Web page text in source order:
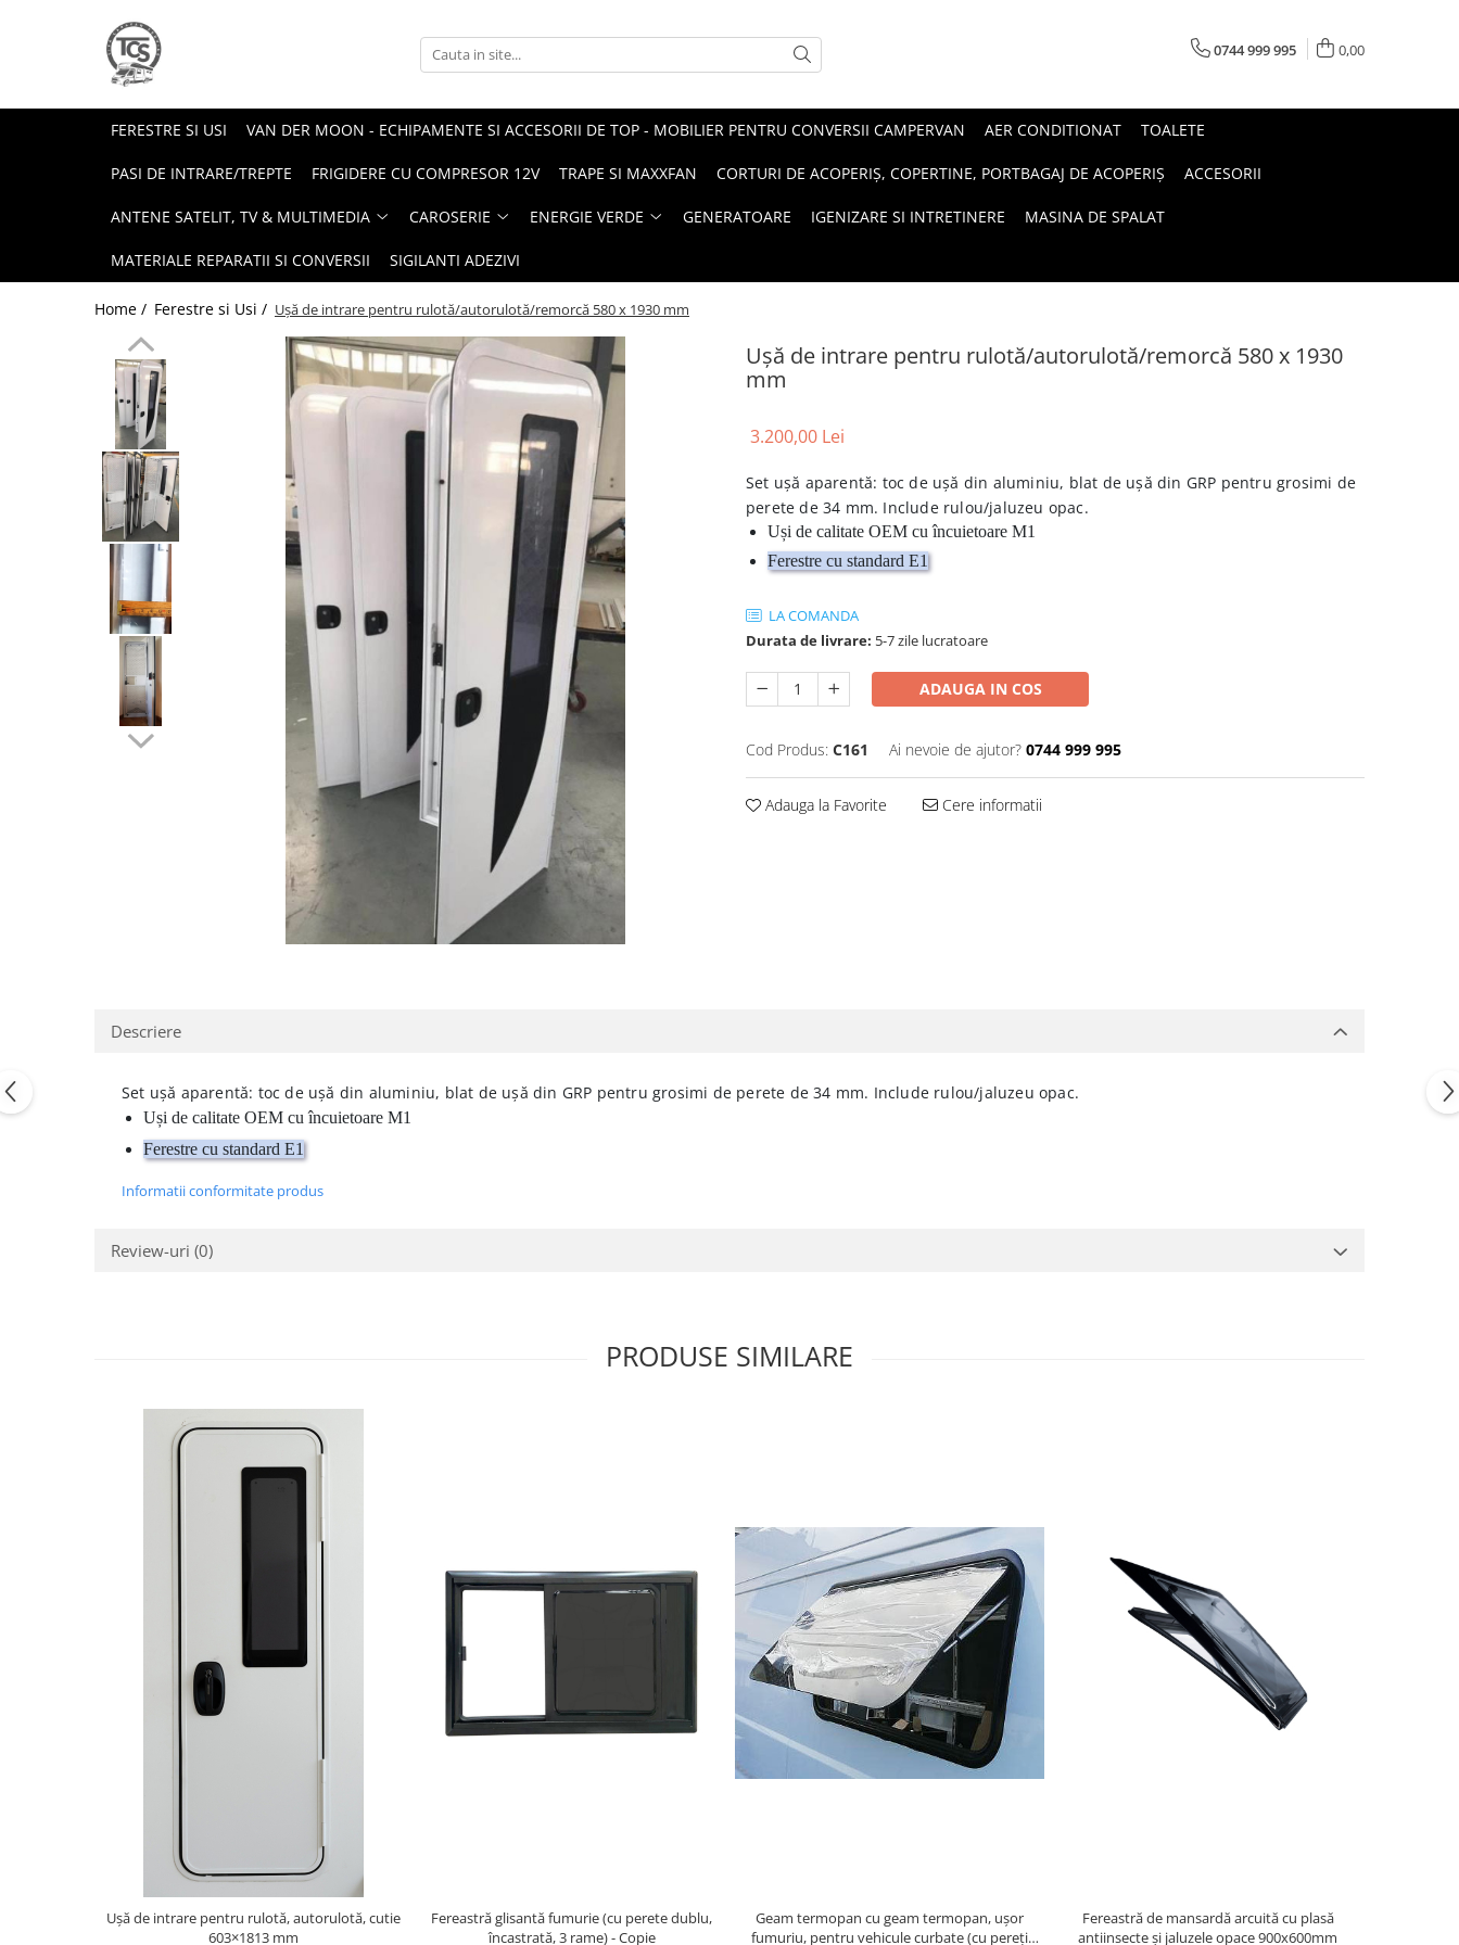
Antene Satelit, TV & Multimedia
Energie Verde
Baterii/Acumulatori
0744 999 995 0,00
FERESTRE SI USI VAN DER MOON - ECHIPAMENTE SI ACCESORII DE TOP - MOBILIER PENTRU CONVERSII CAMPERVAN AER CONDITIONAT TOALETE
PASI DE INTRARE/TREPTE FRIGIDERE CU COMPRESOR 12V TRAPE SI MAXXFAN CORTURI DE ACOPERIȘ, COPERTINE, PORTBAGAJ DE ACOPERIȘ ACCESORII
ANTENE SATELIT, TV & MULTIMEDIA CAROSERIE ENERGIE VERDE GENERATOARE IGENIZARE SI INTRETINERE MASINA DE SPALAT
MATERIALE REPARATII SI CONVERSII SIGILANTI ADEZIVI
Home / Ferestre si Usi / Ușă de intrare pentru rulotă/autorulotă/remorcă 580 x 1930 mm
Ușă de intrare pentru rulotă/autorulotă/remorcă 580 x 1930
mm
3.200,00 Lei
Set ușă aparentă: toc de ușă din aluminiu, blat de ușă din GRP pentru grosimi de
perete de 34 mm. Include rulou/jaluzeu opac.
Uși de calitate OEM cu încuietoare M1
Ferestre cu standard E1
LA COMANDA
Durata de livrare: 5-7 zile lucratoare
ADAUGA IN COS
Cod Produs: C161 Ai nevoie de ajutor? 0744 999 995
Adauga la Favorite Cere informatii
Descriere
Set ușă aparentă: toc de ușă din aluminiu, blat de ușă din GRP pentru grosimi de perete de 34 mm. Include rulou/jaluzeu opac.
Uși de calitate OEM cu încuietoare M1
Ferestre cu standard E1
Informatii conformitate produs
Review-uri (0)
PRODUSE SIMILARE
Ușă de intrare pentru rulotă, autorulotă, cutie
603×1813 mm
Fereastră glisantă fumurie (cu perete dublu,
încastrată, 3 rame) - Copie
Geam termopan cu geam termopan, ușor
fumuriu, pentru vehicule curbate (cu pereți
Fereastră de mansardă arcuită cu plasă
antiinsecte și jaluzele opace 900x600mm